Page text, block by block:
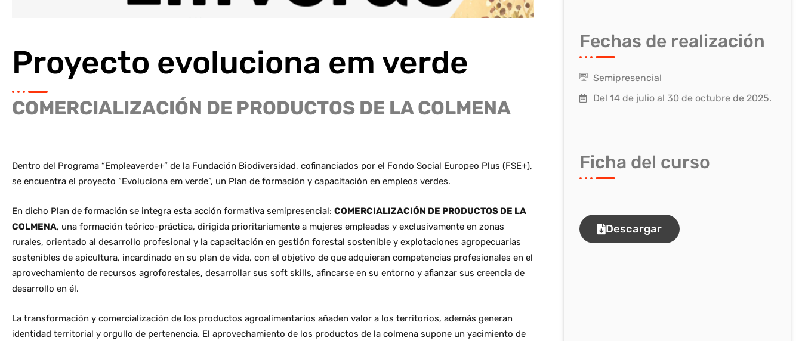
Proyecto evoluciona em verde
COMERCIALIZACIÓN DE PRODUCTOS DE LA COLMENA
Dentro del Programa “Empleaverde+” de la Fundación Biodiversidad, cofinanciados por el Fondo Social Europeo Plus (FSE+),
se encuentra el proyecto “Evoluciona em verde”, un Plan de formación y capacitación en empleos verdes.
En dicho Plan de formación se integra esta acción formativa semipresencial: COMERCIALIZACIÓN DE PRODUCTOS DE LA
COLMENA, una formación teórico-práctica, dirigida prioritariamente a mujeres empleadas y exclusivamente en zonas
rurales, orientado al desarrollo profesional y la capacitación en gestión forestal sostenible y explotaciones agropecuarias
sostenibles de apicultura, incardinado en su plan de vida, con el objetivo de que adquieran competencias profesionales en el
aprovechamiento de recursos agroforestales, desarrollar sus soft skills, afincarse en su entorno y afianzar sus creencia de
desarrollo en él.
La transformación y comercialización de los productos agroalimentarios añaden valor a los territorios, además generan
identidad territorial y orgullo de pertenencia. El aprovechamiento de los productos de la colmena supone un yacimiento de
Fechas de realización
Semipresencial
Del 14 de julio al 30 de octubre de 2025.
Ficha del curso
Descargar